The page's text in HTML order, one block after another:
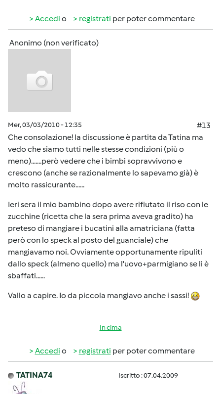
Accedi o registrati per poter commentare
Anonimo (non verificato)
Mer, 03/03/2010 - 12:35
#13
Che consolazione! la discussione è partita da Tatina ma
vedo che siamo tutti nelle stesse condizioni (più o
meno).......però vedere che i bimbi sopravvivono e
crescono (anche se razionalmente lo sapevamo già) è
molto rassicurante......
Ieri sera il mio bambino dopo avere rifiutato il riso con le
zucchine (ricetta che la sera prima aveva gradito) ha
preteso di mangiare i bucatini alla amatriciana (fatta
però con lo speck al posto del guanciale) che
mangiavamo noi. Ovviamente opportunamente ripuliti
dallo speck (almeno quello) ma l'uovo+parmigiano se li è
sbaffati......
Vallo a capire. Io da piccola mangiavo anche i sassi!
In cima
Accedi o registrati per poter commentare
TATINA74 Iscritto : 07.04.2009